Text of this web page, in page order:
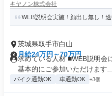
キヤノン株式会社
WEB説明会実施！顔出し無し！
茨城県取手市白山
月給24万円～70万円
求めている人材 ■WEB説明会
基本的にご参加いただけます...
バイク通勤OK 車通勤OK +3個